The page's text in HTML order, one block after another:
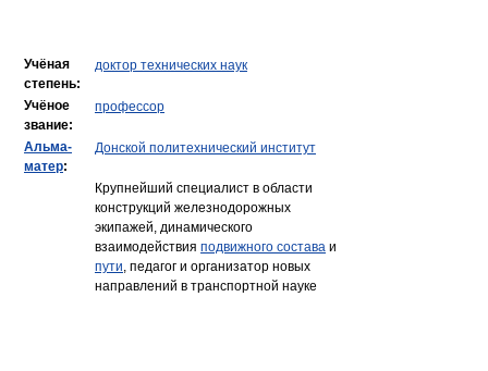
Учёная
степень:
доктор технических наук
Учёное
звание:
профессор
Альма-
матер:
Донской политехнический институт
Крупнейший специалист в области
конструкций железнодорожных
экипажей, динамического
взаимодействия подвижного состава и
пути, педагог и организатор новых
направлений в транспортной науке